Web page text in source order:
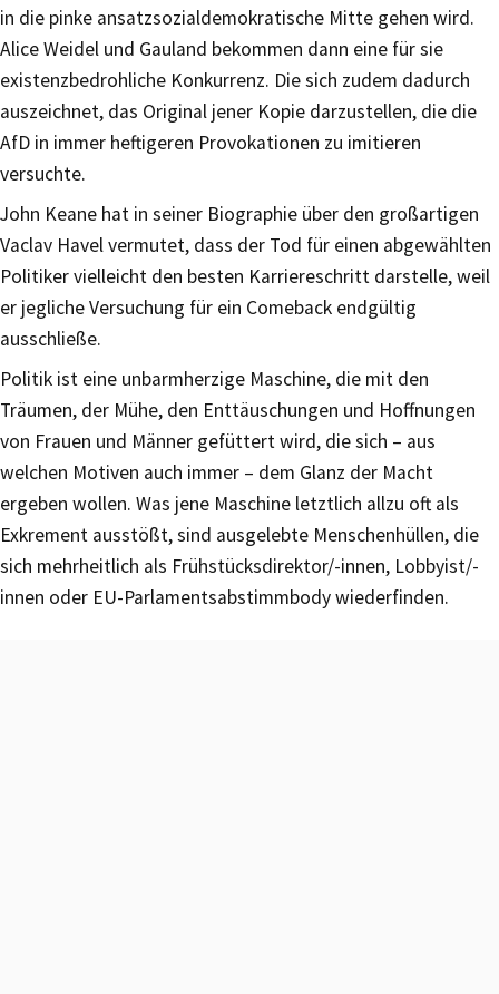
in die pinke ansatzsozialdemokratische Mitte gehen wird.
Alice Weidel und Gauland bekommen dann eine für sie
existenzbedrohliche Konkurrenz. Die sich zudem dadurch
auszeichnet, das Original jener Kopie darzustellen, die die
AfD in immer heftigeren Provokationen zu imitieren
versuchte.
John Keane hat in seiner Biographie über den großartigen
Vaclav Havel vermutet, dass der Tod für einen abgewählten
Politiker vielleicht den besten Karriereschritt darstelle, weil
er jegliche Versuchung für ein Comeback endgültig
ausschließe.
Politik ist eine unbarmherzige Maschine, die mit den
Träumen, der Mühe, den Enttäuschungen und Hoffnungen
von Frauen und Männer gefüttert wird, die sich – aus
welchen Motiven auch immer – dem Glanz der Macht
ergeben wollen. Was jene Maschine letztlich allzu oft als
Exkrement ausstößt, sind ausgelebte Menschenhüllen, die
sich mehrheitlich als Frühstücksdirektor/-innen, Lobbyist/-
innen oder EU-Parlamentsabstimmbody wiederfinden.